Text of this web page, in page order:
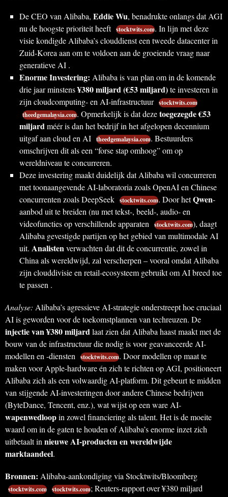
De CEO van Alibaba, Eddie Wu, benadrukte onlangs dat AGI
nu de hoogste prioriteit heeft stocktwits.com. In lijn met deze
visie kondigde Alibaba’s clouddienst een tweede datacenter in
Zuid-Korea aan om te voldoen aan de groeiende vraag naar
generatieve AI .
Enorme Investering: Alibaba is van plan om in de komende
drie jaar minstens¥380 miljard (€53 miljard)te investeren in
zijn cloudcomputing- en AI-infrastructuur stocktwits.com
theedgemalaysia.com. Opmerkelijk is dat dezetoegezegde €53
miljardméér is dan het bedrijf in het afgelopen decennium
uitgaf aan cloud en AI theedgemalaysia.com. Bestuurders
omschrijven dit als een “forse stap omhoog” om op
wereldniveau te concurreren.
Deze investering maakt duidelijk dat Alibaba wil concurreren
met toonaangevende AI-laboratoria zoals OpenAI en Chinese
concurrenten zoals DeepSeek stocktwits.com. Door hetQwen-
aanbod uit te breiden (nu met tekst-, beeld-, audio- en
videofuncties op verschillende apparaten
stocktwits.com), daagt
Alibaba gevestigde partijen op het gebied van multimodale AI
uit. Analistenverwachten dat dit de concurrentie, zowel in
China als wereldwijd, zal verscherpen – vooral omdat Alibaba
zijn clouddivisie en retail-ecosysteem gebruikt om AI breed toe
te passen .
Analyse: Alibaba’s agressieve AI-strategie onderstreept hoe cruciaal
AI is geworden voor de toekomstplannen van techreuzen. De
injectie van ¥380 miljardlaat zien dat Alibaba haast maakt met de
bouw van de infrastructuur die nodig is voor geavanceerde AI-
modellen en -diensten
stocktwits.com. Door modellen op maat te
maken voor Apple-hardware én zich te richten op AGI, positioneert
Alibaba zich als een volwaardig AI-platform. Dit gebeurt te midden
van stijgende AI-investeringen door andere Chinese bedrijven
(ByteDance, Tencent, enz.), wat wijst op een ware AI-
wapenwedloopin zowel financiering als talent. Het is de moeite
waard om in de gaten te houden of Alibaba’s enorme inzet zich
uitbetaalt in nieuwe AI-producten en wereldwijde
marktaandeel.
Bronnen: Alibaba-aankondiging via Stocktwits/Bloomberg
stocktwits.com stocktwits.com; Reuters-rapport over ¥380 miljard